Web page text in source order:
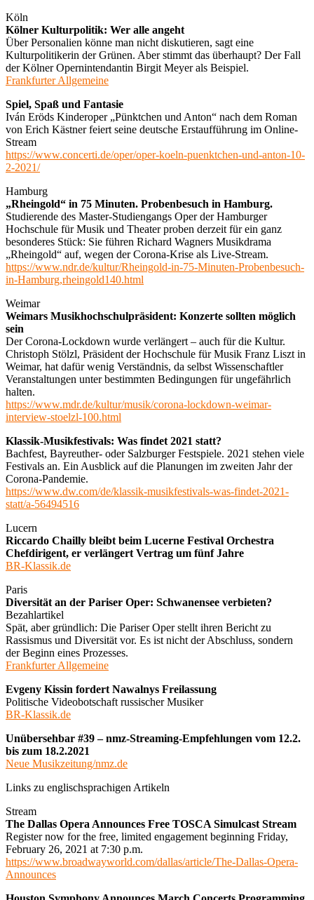
Köln
Kölner Kulturpolitik: Wer alle angeht
Über Personalien könne man nicht diskutieren, sagt eine
Kulturpolitikerin der Grünen. Aber stimmt das überhaupt? Der Fall
der Kölner Opernintendantin Birgit Meyer als Beispiel.
Frankfurter Allgemeine
Spiel, Spaß und Fantasie
Iván Eröds Kinderoper „Pünktchen und Anton“ nach dem Roman
von Erich Kästner feiert seine deutsche Erstaufführung im Online-
Stream
https://www.concerti.de/oper/oper-koeln-puenktchen-und-anton-10-
2-2021/
Hamburg
„Rheingold“ in 75 Minuten. Probenbesuch in Hamburg.
Studierende des Master-Studiengangs Oper der Hamburger
Hochschule für Musik und Theater proben derzeit für ein ganz
besonderes Stück: Sie führen Richard Wagners Musikdrama
„Rheingold“ auf, wegen der Corona-Krise als Live-Stream.
https://www.ndr.de/kultur/Rheingold-in-75-Minuten-Probenbesuch-
in-Hamburg,rheingold140.html
Weimar
Weimars Musikhochschulpräsident: Konzerte sollten möglich
sein
Der Corona-Lockdown wurde verlängert – auch für die Kultur.
Christoph Stölzl, Präsident der Hochschule für Musik Franz Liszt in
Weimar, hat dafür wenig Verständnis, da selbst Wissenschaftler
Veranstaltungen unter bestimmten Bedingungen für ungefährlich
halten.
https://www.mdr.de/kultur/musik/corona-lockdown-weimar-
interview-stoelzl-100.html
Klassik-Musikfestivals: Was findet 2021 statt?
Bachfest, Bayreuther- oder Salzburger Festspiele. 2021 stehen viele
Festivals an. Ein Ausblick auf die Planungen im zweiten Jahr der
Corona-Pandemie.
https://www.dw.com/de/klassik-musikfestivals-was-findet-2021-
statt/a-56494516
Lucern
Riccardo Chailly bleibt beim Lucerne Festival Orchestra
Chefdirigent, er verlängert Vertrag um fünf Jahre
BR-Klassik.de
Paris
Diversität an der Pariser Oper: Schwanensee verbieten?
Bezahlartikel
Spät, aber gründlich: Die Pariser Oper stellt ihren Bericht zu
Rassismus und Diversität vor. Es ist nicht der Abschluss, sondern
der Beginn eines Prozesses.
Frankfurter Allgemeine
Evgeny Kissin fordert Nawalnys Freilassung
Politische Videobotschaft russischer Musiker
BR-Klassik.de
Unübersehbar #39 – nmz-Streaming-Empfehlungen vom 12.2.
bis zum 18.2.2021
Neue Musikzeitung/nmz.de
Links zu englischsprachigen Artikeln
Stream
The Dallas Opera Announces Free TOSCA Simulcast Stream
Register now for the free, limited engagement beginning Friday,
February 26, 2021 at 7:30 p.m.
https://www.broadwayworld.com/dallas/article/The-Dallas-Opera-
Announces